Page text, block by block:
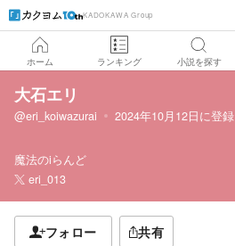
KADOKAWA Group
ホーム ランキング 小説を探す
大石エリ
@eri_koiwazurai 2024年10月12日に登録
魔法のiらんど
eri_013
フォロー 共有